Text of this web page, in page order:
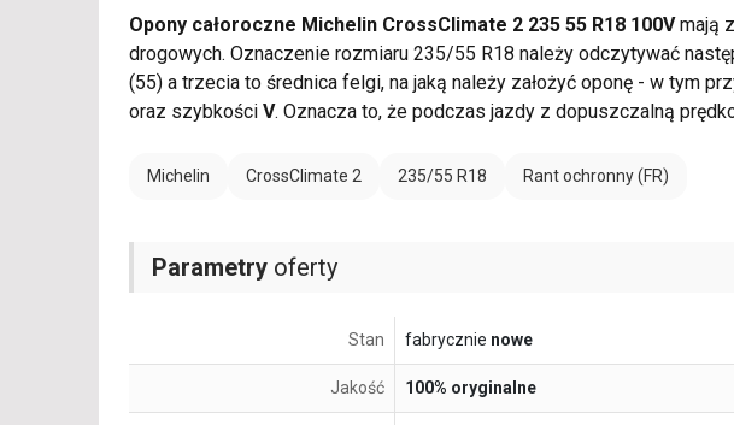
Opony całoroczne Michelin CrossClimate 2 235 55 R18 100Vmają
drogowych. Oznaczenie rozmiaru 235/55 R18 należy odczytywać
(55) a trzecia to średnica felgi, na jaką należy założyć oponę - w tym
oraz szybkości V. Oznacza to, że podczas jazdy z dopuszczalną
Michelin CrossClimate 2 235/55 R18 Rant ochronny (FR)
Parametry oferty
Stan fabrycznie nowe
Jakość 100% oryginalne